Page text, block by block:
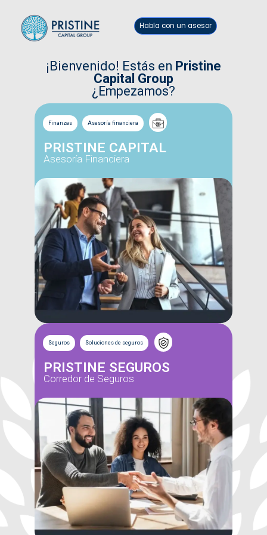
Habla con un asesor
¡Bienvenido! Estás en Pristine
Capital Group
¿Empezamos?
Finanzas Asesoría financiera
PRISTINE CAPITAL
Asesoría Financiera
Seguros Soluciones de seguros
PRISTINE SEGUROS
Corredor de Seguros